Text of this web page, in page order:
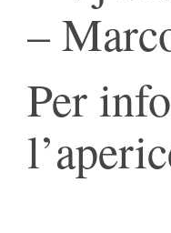
–
Per